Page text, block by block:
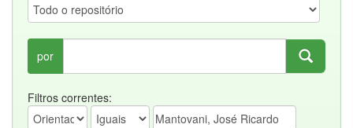
por
Filtros correntes: